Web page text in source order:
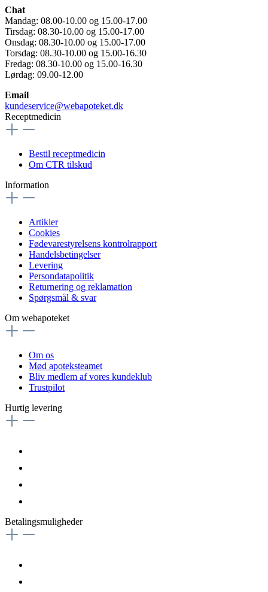
Chat
Mandag: 08.00-10.00 og 15.00-17.00
Tirsdag: 08.30-10.00 og 15.00-17.00
Onsdag: 08.30-10.00 og 15.00-17.00
Torsdag: 08.30-10.00 og 15.00-16.30
Fredag: 08.30-10.00 og 15.00-16.30
Lørdag: 09.00-12.00
Email
kundeservice@webapoteket.dk
Receptmedicin
Bestil receptmedicin
Om CTR tilskud
Information
Artikler
Cookies
Fødevarestyrelsens kontrolrapport
Handelsbetingelser
Levering
Persondatapolitik
Returnering og reklamation
Spørgsmål & svar
Om webapoteket
Om os
Mød apoteksteamet
Bliv medlem af vores kundeklub
Trustpilot
Hurtig levering
Betalingsmuligheder